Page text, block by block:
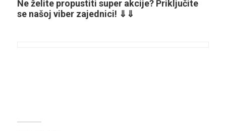
Ne želite propustiti super akcije? Priključite
se našoj viber zajednici! ⇓⇓